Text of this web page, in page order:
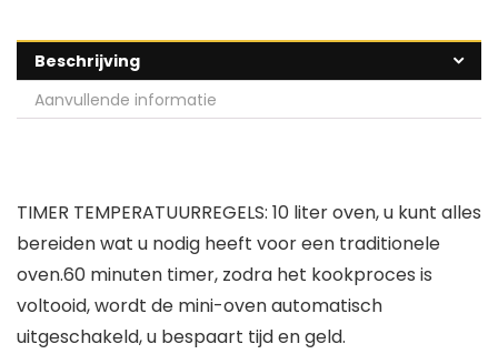
Beschrijving
Aanvullende informatie
TIMER TEMPERATUURREGELS: 10 liter oven, u kunt alles
bereiden wat u nodig heeft voor een traditionele
oven.60 minuten timer, zodra het kookproces is
voltooid, wordt de mini-oven automatisch
uitgeschakeld, u bespaart tijd en geld.